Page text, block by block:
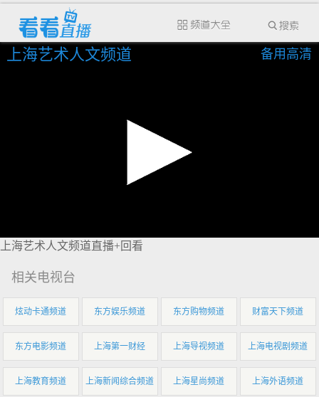
上海艺术人文频道 备用高清
上海艺术人文频道直播+回看
相关电视台
炫动卡通频道 东方娱乐频道 东方购物频道 财富天下频道
东方电影频道 上海第一财经 上海导视频道 上海电视剧频道
上海教育频道 上海新闻综合频道 上海星尚频道 上海外语频道